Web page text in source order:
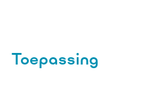
Toepassing